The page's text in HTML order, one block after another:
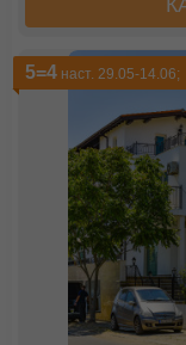
5=4 наст. 29.05-14.06;